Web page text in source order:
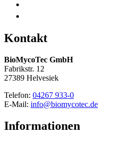
Kontakt
BioMycoTec GmbH
Fabrikstr. 12
27389 Helvesiek
Telefon: 04267 933-0
E-Mail: info@biomycotec.de
Informationen